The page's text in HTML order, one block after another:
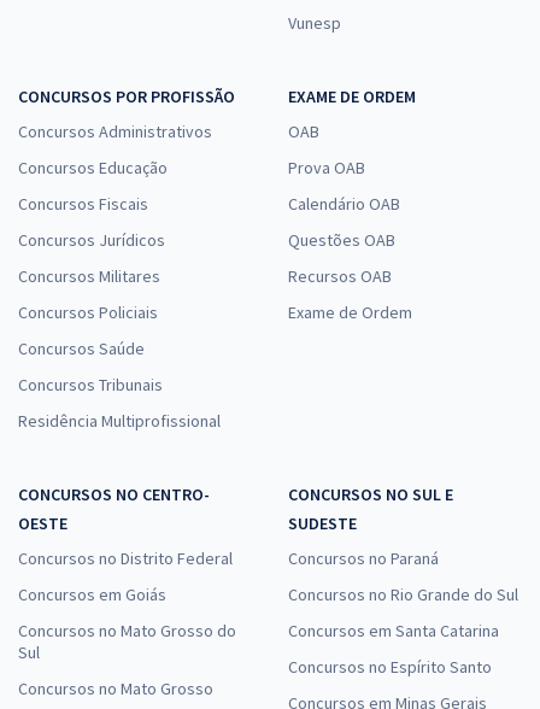
Vunesp
CONCURSOS POR PROFISSÃO
Concursos Administrativos
Concursos Educação
Concursos Fiscais
Concursos Jurídicos
Concursos Militares
Concursos Policiais
Concursos Saúde
Concursos Tribunais
Residência Multiprofissional
EXAME DE ORDEM
OAB
Prova OAB
Calendário OAB
Questões OAB
Recursos OAB
Exame de Ordem
CONCURSOS NO CENTRO-
OESTE
Concursos no Distrito Federal
Concursos em Goiás
Concursos no Mato Grosso do
Sul
Concursos no Mato Grosso
CONCURSOS NO SUL E
SUDESTE
Concursos no Paraná
Concursos no Rio Grande do Sul
Concursos em Santa Catarina
Concursos no Espírito Santo
Concursos em Minas Gerais